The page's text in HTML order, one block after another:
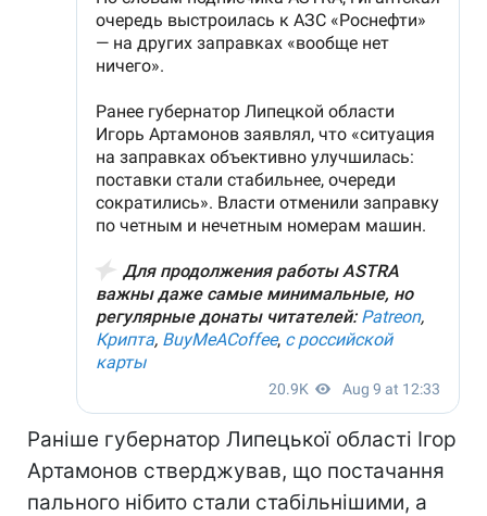
Раніше губернатор Липецької області Ігор
Артамонов стверджував, що постачання
пального нібито стали стабільнішими, а